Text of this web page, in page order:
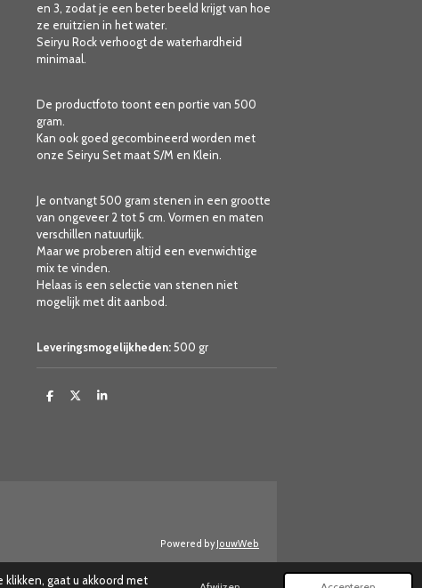
gaat u akkoord met
en 3, zodat je een beter beeld krijgt van hoe
ze eruitzien in het water.
Seiryu Rock verhoogt de waterhardheid
minimaal.
De productfoto toont een portie van 500
gram.
Kan ook goed gecombineerd worden met
onze Seiryu Set maat S/M en Klein.
Je ontvangt 500 gram stenen in een grootte
van ongeveer 2 tot 5 cm. Vormen en maten
verschillen natuurlijk.
Maar we proberen altijd een evenwichtige
mix te vinden.
Helaas is een selectie van stenen niet
mogelijk met dit aanbod.
Leveringsmogelijkheden:500 gr
D
D
S
Powered byJouwWeb